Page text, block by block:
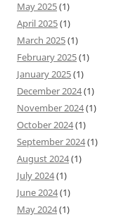
May 2025(1)
April 2025(1)
March 2025(1)
February 2025(1)
January 2025(1)
December 2024(1)
November 2024(1)
October 2024(1)
September 2024(1)
August 2024(1)
July 2024(1)
June 2024(1)
May 2024(1)